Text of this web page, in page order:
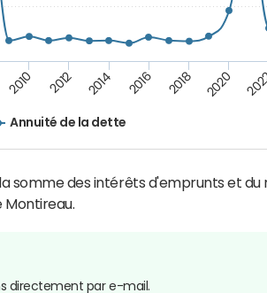
Annuité de la dette
2010 2012 2014 2016 2018 2020
somme des intérêts d'emprunts et
directement par e-mail.